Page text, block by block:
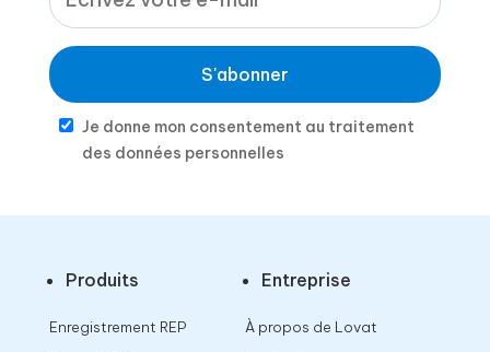
S'abonner
Je donne mon consentement au traitement
des données personnelles
Produits
Enregistrement REP
Entreprise
À propos de Lovat